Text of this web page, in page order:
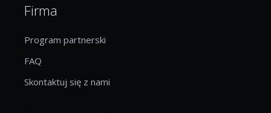
Firma
Program partnerski
FAQ
Skontaktuj się z nami